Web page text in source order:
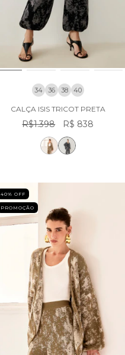
34 36 38 40
CALÇA ISIS TRICOT PRETA
R$1.398 R$ 838
40% OFF
PROMOÇÃO